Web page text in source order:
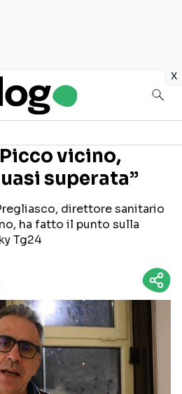
x
sui social
vicino,
superata”
direttore sanitario
ha fatto il punto sulla
Tg24